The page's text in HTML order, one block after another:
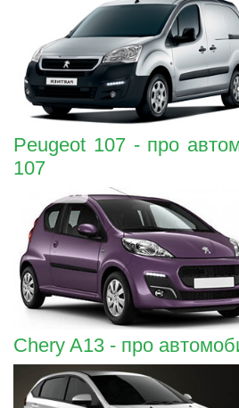
Peugeot 107 - про
107
Chery A13 - про